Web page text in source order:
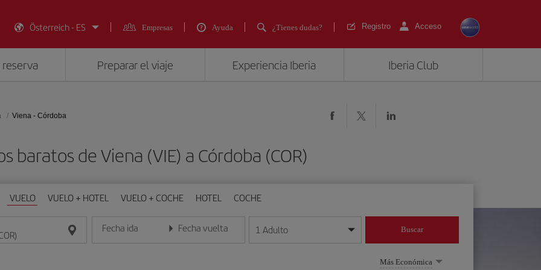
Österreich - ES
Empresas Ayuda ¿Tienes dudas? Registro Acceso
Preparar el viaje Experiencia Iberia Iberia Club
Viena - Córdoba
baratos de Viena (VIE) a Córdoba (COR)
VUELO VUELO + HOTEL VUELO + COCHE HOTEL COCHE
Fecha ida
Introduce la fecha en formato día/mes/año
Fecha vuelta
Introduce la fecha en formato día/mes/año
1 Adulto Buscar
Más Económica